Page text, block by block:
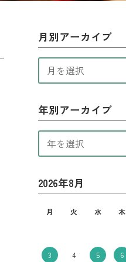
月別アーカイブ
年別アーカイブ
2026年8月
月 火 水 木
3 4 5 6